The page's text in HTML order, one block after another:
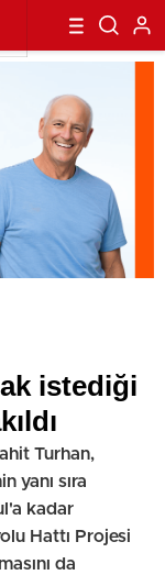
istediği
Turhan,
yanı sıra
kadar
Hattı Projesi
da